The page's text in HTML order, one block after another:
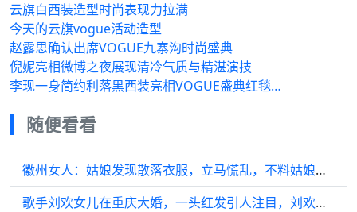
云旗白西装造型时尚表现力拉满
今天的云旗vogue活动造型
赵露思确认出席VOGUE九寨沟时尚盛典
倪妮亮相微博之夜展现清冷气质与精湛演技
李现一身简约利落黑西装亮相VOGUE盛典红毯…
随便看看
徽州女人：姑娘发现散落衣服，立马慌乱，不料姑娘什么都想不起来
歌手刘欢女儿在重庆大婚，一头红发引人注目，刘欢与妻子站在一边神情既欣慰又不舍